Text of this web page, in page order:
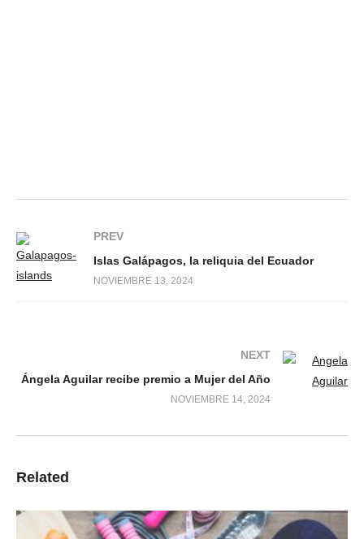
PREV
Islas Galápagos, la reliquia del Ecuador
NOVIEMBRE 13, 2024
NEXT
Ángela Aguilar recibe premio a Mujer del Año
NOVIEMBRE 14, 2024
Related